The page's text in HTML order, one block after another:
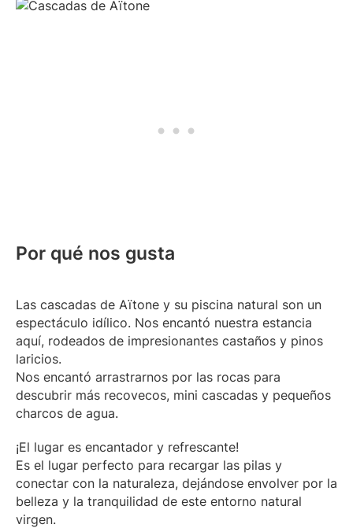
Por qué nos gusta
Las cascadas de Aïtone y su piscina natural son un
espectáculo idílico. Nos encantó nuestra estancia
aquí, rodeados de impresionantes castaños y pinos
laricios.
Nos encantó arrastrarnos por las rocas para
descubrir más recovecos, mini cascadas y pequeños
charcos de agua.
¡El lugar es encantador y refrescante!
Es el lugar perfecto para recargar las pilas y
conectar con la naturaleza, dejándose envolver por la
belleza y la tranquilidad de este entorno natural
virgen.